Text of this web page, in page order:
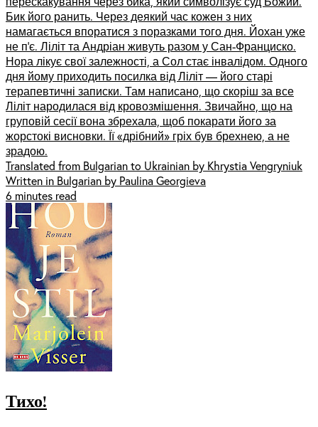
Бик його ранить. Через деякий час кожен з них
намагається впоратися з поразками того дня. Йохан уже
не п’є. Ліліт та Андріан живуть разом у Сан-Франциско.
Нора лікує свої залежності, а Сол стає інвалідом. Одного
дня йому приходить посилка від Ліліт –– його старі
терапевтичні записки. Там написано, що скоріш за все
Ліліт народилася від кровозмішення. Звичайно, що на
груповій сесії вона збрехала, щоб покарати його за
жорстокі висновки. Її «дрібний» гріх був брехнею, а не
зрадою.
Translated from Bulgarian to Ukrainian by Khrystia Vengryniuk
Written in Bulgarian by Paulina Georgieva
6 minutes read
Тихо!